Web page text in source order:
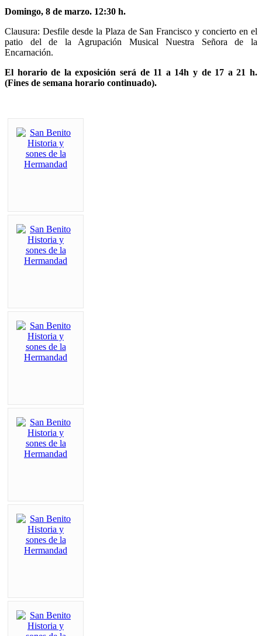
Domingo, 8 de marzo. 12:30 h.
Clausura: Desfile desde la Plaza de San Francisco y concierto en el
patio del de la Agrupación Musical Nuestra Señora de la
Encarnación.
El horario de la exposición será de 11 a 14h y de 17 a 21 h.
(Fines de semana horario continuado).